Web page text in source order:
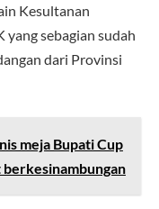
Kesultanan
yang sebagian sudah
dari Provinsi
meja Bupati Cup